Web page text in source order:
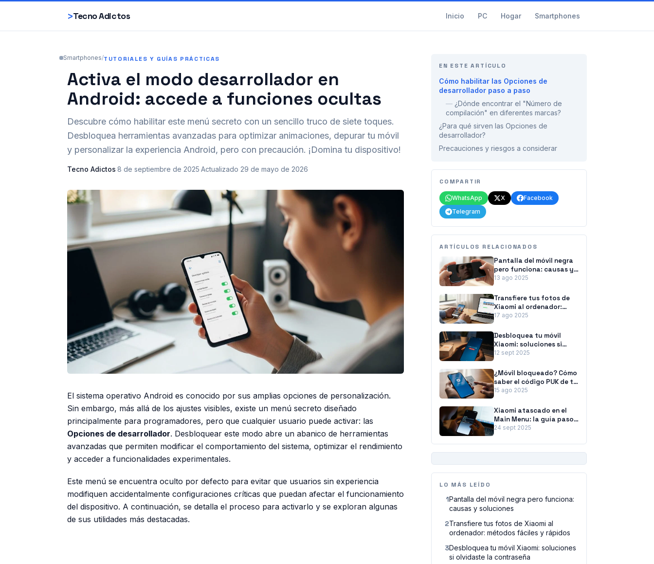
>Tecno Adictos Inicio PC Hogar Smartphones
Smartphones/TUTORIALES Y GUÍAS PRÁCTICAS
Activa el modo desarrollador en
Android: accede a funciones ocultas
Descubre cómo habilitar este menú secreto con un sencillo truco de siete toques.
Desbloquea herramientas avanzadas para optimizar animaciones, depurar tu móvil
y personalizar la experiencia Android, pero con precaución. ¡Domina tu dispositivo!
Tecno Adictos·8 de septiembre de 2025·Actualizado 29 de mayo de 2026
El sistema operativo Android es conocido por sus amplias opciones de personalización.
Sin embargo, más allá de los ajustes visibles, existe un menú secreto diseñado
principalmente para programadores, pero que cualquier usuario puede activar: las
Opciones de desarrollador. Desbloquear este modo abre un abanico de herramientas
avanzadas que permiten modificar el comportamiento del sistema, optimizar el rendimiento
y acceder a funcionalidades experimentales.
Este menú se encuentra oculto por defecto para evitar que usuarios sin experiencia
modifiquen accidentalmente configuraciones críticas que puedan afectar el funcionamiento
del dispositivo. A continuación, se detalla el proceso para activarlo y se exploran algunas
de sus utilidades más destacadas.
EN ESTE ARTÍCULO
Cómo habilitar las Opciones de
desarrollador paso a paso
— ¿Dónde encontrar el "Número de
compilación" en diferentes marcas?
¿Para qué sirven las Opciones de
desarrollador?
Precauciones y riesgos a considerar
COMPARTIR
WhatsApp X
Facebook
Telegram
ARTÍCULOS RELACIONADOS
Pantalla del móvil negra
pero funciona: causas y
soluciones
13 ago 2025
Transfiere tus fotos de
Xiaomi al ordenador:
métodos fáciles y
17 ago 2025
Desbloquea tu móvil
Xiaomi: soluciones si
olvidaste la contraseña
12 sept 2025
¿Móvil bloqueado? Cómo
saber el código PUK de tu
tarjeta SIM
15 ago 2025
Xiaomi atascado en el
Main Menu: la guía paso
a paso para solucionarlo
24 sept 2025
LO MÁS LEÍDO
1Pantalla del móvil negra pero funciona:
causas y soluciones
2Transfiere tus fotos de Xiaomi al
ordenador: métodos fáciles y rápidos
3Desbloquea tu móvil Xiaomi: soluciones
si olvidaste la contraseña